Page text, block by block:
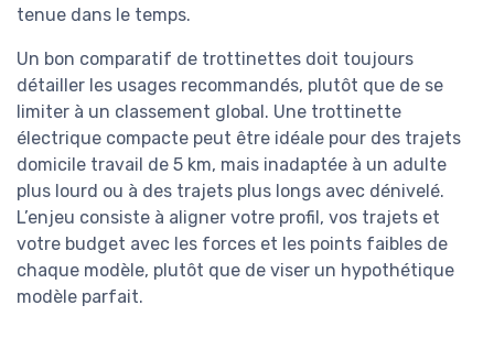
tenue dans le temps.
Un bon comparatif de trottinettes doit toujours
détailler les usages recommandés, plutôt que de se
limiter à un classement global. Une trottinette
électrique compacte peut être idéale pour des trajets
domicile travail de 5 km, mais inadaptée à un adulte
plus lourd ou à des trajets plus longs avec dénivelé.
L’enjeu consiste à aligner votre profil, vos trajets et
votre budget avec les forces et les points faibles de
chaque modèle, plutôt que de viser un hypothétique
modèle parfait.